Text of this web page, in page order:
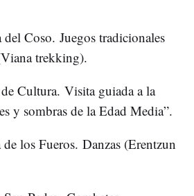
Coso. Juegos tradicionales
trekking).
Cultura. Visita guiada a la
y sombras de la Edad Media”.
los Fueros. Danzas (Erentzun